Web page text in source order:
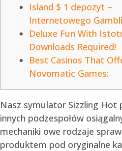
Island $ 1 depozyt –
Internetowego
Deluxe Fun With
Downloads Required!
Best Casinos That
Novomatic Games:
Nasz symulator Sizzling Hot
innych podzespołów
mechaniki owe rodzaje
produktem pod oryginalne